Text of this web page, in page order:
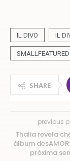
IL DIVO IL
SMALLFEATURED
SHARE
previous
Thalia revela
álbum
próxima